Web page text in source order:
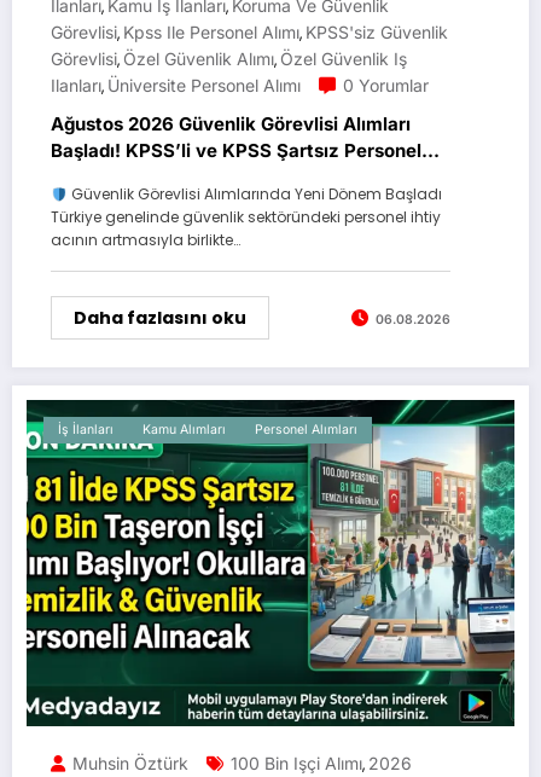
Ilanları, Kamu Iş Ilanları, Koruma Ve Güvenlik
Görevlisi, Kpss Ile Personel Alımı, KPSS'siz Güvenlik
Görevlisi, Özel Güvenlik Alımı, Özel Güvenlik Iş
Ilanları, Üniversite Personel Alımı 0 Yorumlar
Ağustos 2026 Güvenlik Görevlisi Alımları
Başladı! KPSS’li ve KPSS Şartsız Personel
Güvenlik Görevlisi Alımlarında Yeni Dönem Başladı
Türkiye genelinde güvenlik sektöründeki personel ihtiy
acının artmasıyla birlikte…
Daha fazlasını oku 06.08.2026
İş İlanları Kamu Alımları Personel Alımları
Muhsin Öztürk 100 Bin Işçi Alımı, 2026